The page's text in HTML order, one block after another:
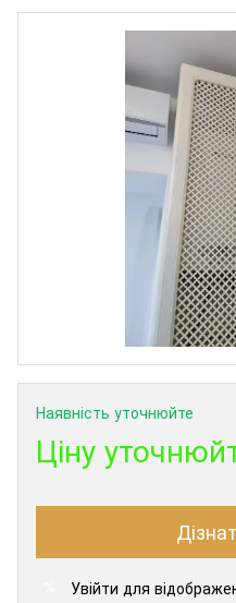
Наявність уточнюйте
Ціну
Увійти для